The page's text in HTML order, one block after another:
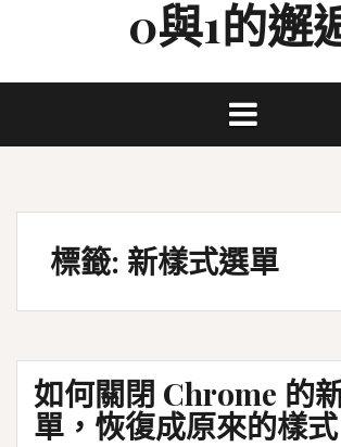
0與1的邂
標籤: 新樣式選單
如何關閉 Chrome 的
單，恢復成原來的樣式